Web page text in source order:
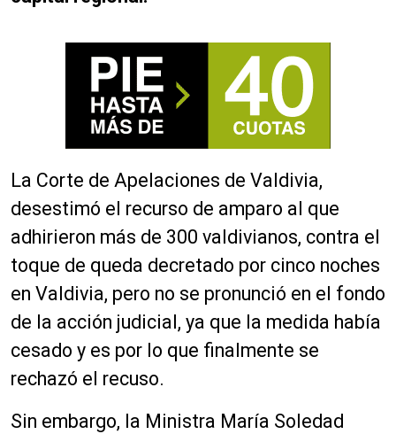
La Corte de Apelaciones de Valdivia,
desestimó el recurso de amparo al que
adhirieron más de 300 valdivianos, contra el
toque de queda decretado por cinco noches
en Valdivia, pero no se pronunció en el fondo
de la acción judicial, ya que la medida había
cesado y es por lo que finalmente se
rechazó el recuso.
Sin embargo, la Ministra María Soledad